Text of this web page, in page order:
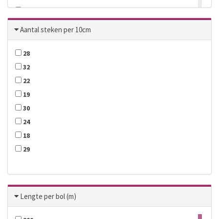
42
45
Aantal steken per 10cm
28
32
22
19
30
24
18
29
Lengte per bol (m)